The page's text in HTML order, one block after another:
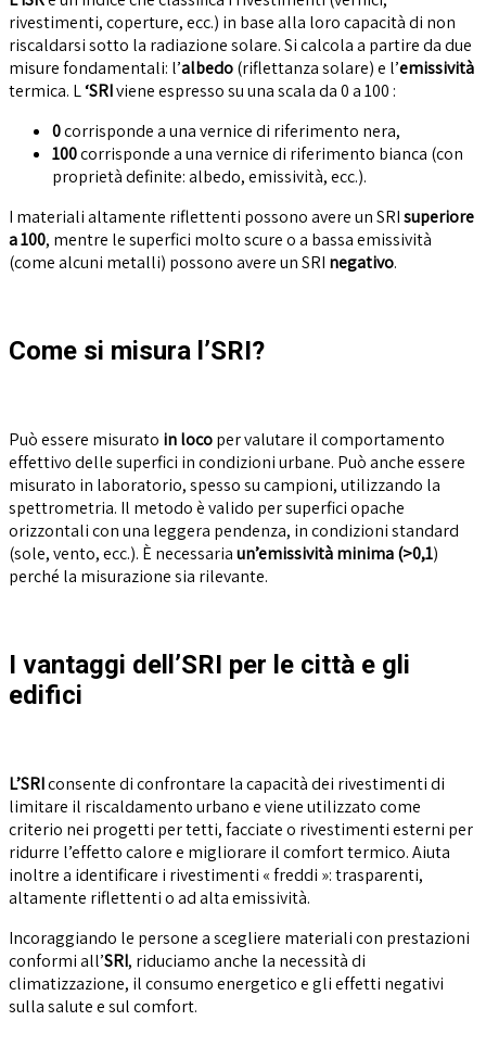
rivestimenti, coperture, ecc.) in base alla loro capacità di non
riscaldarsi sotto la radiazione solare. Si calcola a partire da due
misure fondamentali: l’albedo(riflettanza solare) e l’emissività
termica. L‘SRIviene espresso su una scala da 0 a 100 :
0corrisponde a una vernice di riferimento nera,
100corrisponde a una vernice di riferimento bianca (con
proprietà definite: albedo, emissività, ecc.).
I materiali altamente riflettenti possono avere un SRIsuperiore
a 100, mentre le superfici molto scure o a bassa emissività
(come alcuni metalli) possono avere un SRI negativo.
Come si misura l’SRI?
Può essere misurato in locoper valutare il comportamento
effettivo delle superfici in condizioni urbane. Può anche essere
misurato in laboratorio, spesso su campioni, utilizzando la
spettrometria. Il metodo è valido per superfici opache
orizzontali con una leggera pendenza, in condizioni standard
(sole, vento, ecc.). È necessariaun’emissività minima (>0,1)
perché la misurazione sia rilevante.
I vantaggi dell’SRI per le città e gli
edifici
L’SRIconsente di confrontare la capacità dei rivestimenti di
limitare il riscaldamento urbano e viene utilizzato come
criterio nei progetti per tetti, facciate o rivestimenti esterni per
ridurre l’effetto calore e migliorare il comfort termico. Aiuta
inoltre a identificare i rivestimenti « freddi »: trasparenti,
altamente riflettenti o ad alta emissività.
Incoraggiando le persone a scegliere materiali con prestazioni
conformi all’SRI, riduciamo anche la necessità di
climatizzazione, il consumo energetico e gli effetti negativi
sulla salute e sulcomfort.